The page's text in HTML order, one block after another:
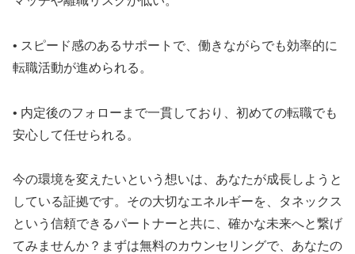
• スピード感のあるサポートで、働きながらでも効率的に
転職活動が進められる。
• 内定後のフォローまで一貫しており、初めての転職でも
安心して任せられる。
今の環境を変えたいという想いは、あなたが成長しようと
している証拠です。その大切なエネルギーを、タネックス
という信頼できるパートナーと共に、確かな未来へと繋げ
てみませんか？まずは無料のカウンセリングで、あなたの